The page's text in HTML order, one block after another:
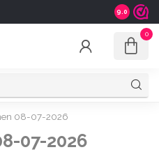
Shipping
9.0
0
08-07-2026
07-2026